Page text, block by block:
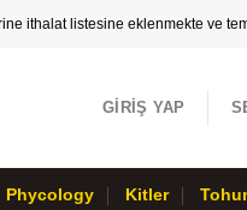
ithalat listesine eklenmekte ve
GIRIŞ YAP
Phycology Kitler